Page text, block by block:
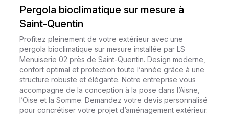
Pergola bioclimatique sur mesure à
Saint-Quentin
Profitez pleinement de votre extérieur avec une
pergola bioclimatique sur mesure installée par LS
Menuiserie 02 près de Saint-Quentin. Design moderne,
confort optimal et protection toute l’année grâce à une
structure robuste et élégante. Notre entreprise vous
accompagne de la conception à la pose dans l’Aisne,
l’Oise et la Somme. Demandez votre devis personnalisé
pour concrétiser votre projet d’aménagement extérieur.